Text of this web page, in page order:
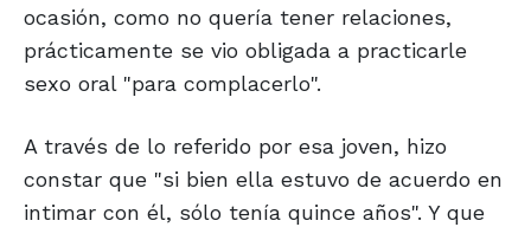
ocasión, como no quería tener relaciones,
prácticamente se vio obligada a practicarle
sexo oral "para complacerlo".
A través de lo referido por esa joven, hizo
constar que "si bien ella estuvo de acuerdo en
intimar con él, sólo tenía quince años". Y que